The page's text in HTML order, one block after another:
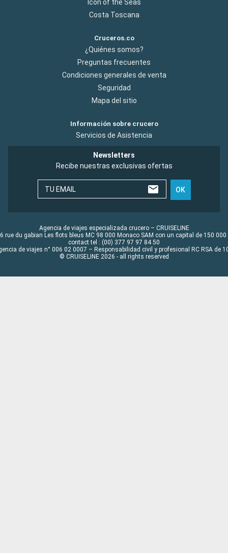
Icon of the Seas
Costa Toscana
Cruceros.co
¿Quiénes somos?
Preguntas frecuentes
Condiciones generales de venta
Seguridad
Mapa del sitio
Información sobre crucero
Servicios de Asistencia
Newsletters
Recibe nuestras exclusivas ofertas
TU EMAIL OK
Agencia de viajes especializada crucero – CRUISELINE
rue du gabian Les flots bleus MC 98 000 Monaco SAM con un capital de 150 000
contact tel : (00) 377 97 97 84 50
de viajes n° 006 02 0007 – Responsabilidad civil y profesional RC RSA de
© CRUISELINE 2026 - all rights reserved